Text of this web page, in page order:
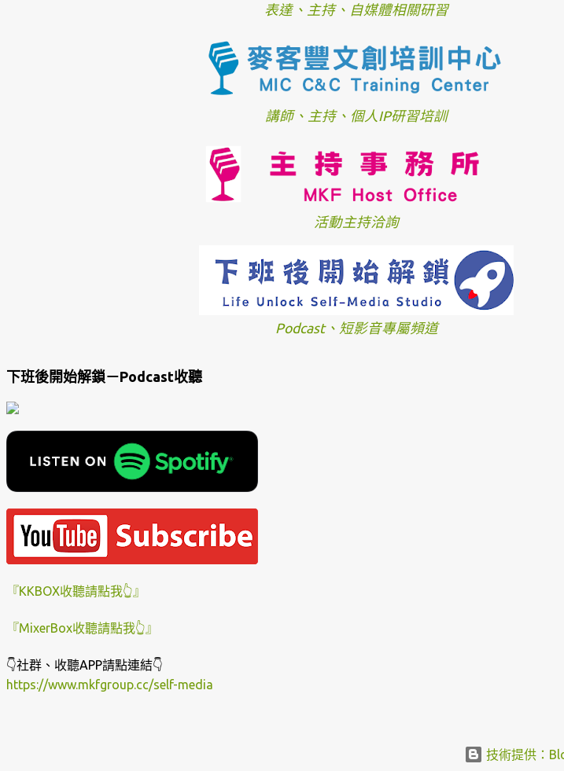
表達、主持、自媒體相關研習
講師、主持、個人IP研習培訓
活動主持洽詢
Podcast、短影音專屬頻道
下班後開始解鎖－Podcast收聽
『KKBOX收聽請點我👆』
『MixerBox收聽請點我👆』
👇社群、收聽APP請點連結👇
https://www.mkfgroup.cc/self-media
技術提供：